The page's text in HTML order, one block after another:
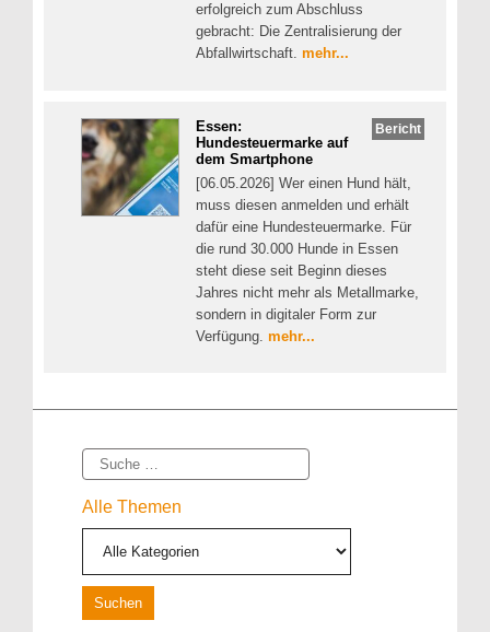
erfolgreich zum Abschluss
gebracht: Die Zentralisierung der
Abfallwirtschaft. mehr...
Bericht
Essen:
Hundesteuermarke auf
dem Smartphone
[06.05.2026] Wer einen Hund hält,
muss diesen anmelden und erhält
dafür eine Hundesteuermarke. Für
die rund 30.000 Hunde in Essen
steht diese seit Beginn dieses
Jahres nicht mehr als Metallmarke,
sondern in digitaler Form zur
Verfügung. mehr...
Suche
Alle Themen